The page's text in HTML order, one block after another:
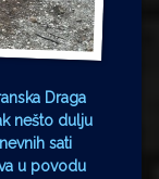
Draga
nešto dulju
sati
u povodu